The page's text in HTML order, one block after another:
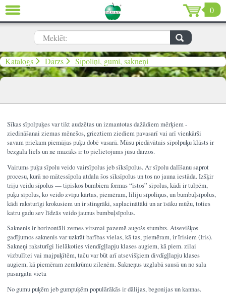
0
Meklēt:
Katalogs Dārzs Sīpoliņi, gumi, sakneņi
Sīkas sīpolpuķes var tikt audzētas un izmantotas dažādiem mērķiem -
ziedināšanai ziemas mēnešos, grieztiem ziediem pavasarī vai arī vienkārši
savam priekam piemājas puķu dobē vasarā. Mūsu piedāvātais sīpolpuķu klāsts ir
bezgala liels un ne mazāks ir to pielietojums jūsu dārzos.
Vairums puķu sīpolu veido vairsīpolus jeb sīksīpolus. Ar sīpolu dalīšanu saprot
procesu, kurā no mātessīpola atdala šos sīksīpolus un tos no jauna iestāda. Izšķir
triju veidu sīpolus — tipiskos bumbiera formas “īstos” sīpolus, kādi ir tulpēm,
puķu sīpolus, ko veido zvīņu kārtas, piemēram, liliju sīpoliņus, un bumbuļsīpolus,
kādi raksturīgi krokusiem un ir stingrāki, saplacinātāki un ar īsāku mūžu, toties
katru gadu sev līdzās veido jaunus bumbuļsīpolus.
Saknenis ir horizontāli zemes virsmai pazemē augošs stumbrs. Atsevišķos
gadījumos saknenis var uzkrāt barības vielas, kā tas, piemēram, ir īrisiem (Iris).
Sakneņi raksturīgi lielākoties viendīgļlapju klases augiem, kā piem. zilai
vizbulītei vai majpuķītēm, taču var būt arī atsevišķiem divdīgļlapju klases
augiem, kā piemēram zemkrūmu zilenēm. Sakneņus uzglabā sausā un no sala
pasargātā vietā
No gumu puķēm jeb gumpuķēm populārākās ir dālijas, begonijas un kannas.
AIZVĒRT
Dārzs (638)
De Luxe (15)
Izpārdošana (59)
Ziemassvētki & Jaunais gads (96)
Valentīndiena (13)
Ielogoties
Reģistrēties